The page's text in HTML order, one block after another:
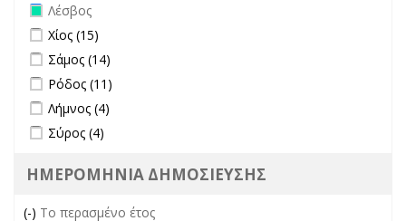
Remove Λέσβος filter
Λέσβος
Apply Χίος filter
Χίος (15)
Apply Σάμος filter
Σάμος (14)
Apply Ρόδος filter
Ρόδος (11)
Apply Λήμνος filter
Λήμνος (4)
Apply Σύρος filter
Σύρος (4)
ΗΜΕΡΟΜΗΝΙΑ ΔΗΜΟΣΙΕΥΣΗΣ
(-) Remove Το περασμένο έτος filter
Το περασμένο έτος